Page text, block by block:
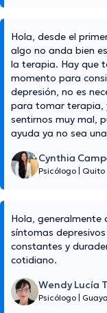
Hola, desde el
algo no anda bien
la terapia. Hay que
momento para
depresión, no es
para tomar terapia,
sentirnos muy mal,
ayuda ya no sea
Cynthia
Psicólogo Quito
Hola, generalmente
síntomas
constantes y
cotidiano.
Wendy Lucía
Psicólogo